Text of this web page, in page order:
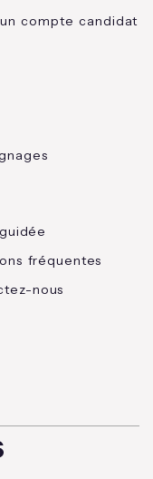
compte candidat
fréquentes
nous